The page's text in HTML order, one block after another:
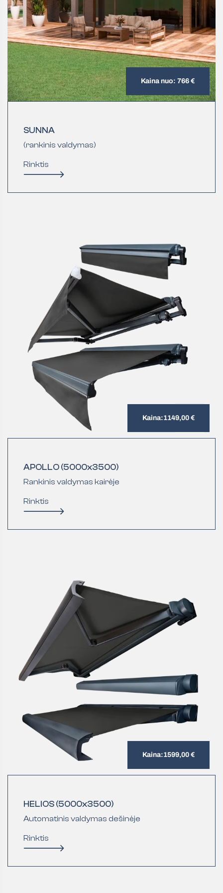
Kaina nuo: 766 €
SUNNA
(rankinis valdymas)
Rinktis
Kaina:1149,00 €
APOLLO (5000x3500)
Rankinis valdymas kairėje
Rinktis
Kaina:1599,00 €
HELIOS (5000x3500)
Automatinis valdymas dešinėje
Rinktis